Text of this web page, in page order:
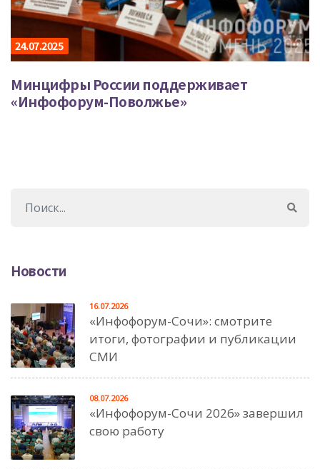
24.07.2025
Минцифры России поддерживает
«Инфофорум-Поволжье»
Новости
«Инфофорум-Сочи»: смотрите
итоги, фотографии и публикации
СМИ
16.07.2026
«Инфофорум-Сочи 2026» завершил
свою работу
08.07.2026